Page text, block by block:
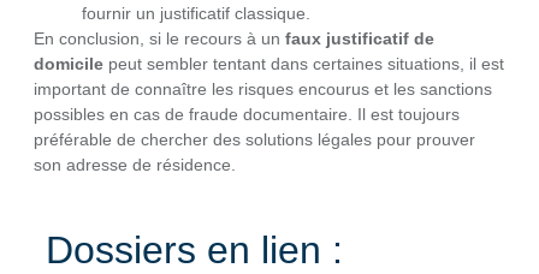
fournir un justificatif classique.
En conclusion, si le recours à un faux justificatif de
domicile peut sembler tentant dans certaines situations, il est
important de connaître les risques encourus et les sanctions
possibles en cas de fraude documentaire. Il est toujours
préférable de chercher des solutions légales pour prouver
son adresse de résidence.
Dossiers en lien :